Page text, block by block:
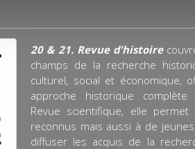
20 & 21. Revue d'histoire
champs de la recherche
culturel, social et économique,
approche historique complète
Revue scientifique, elle
reconnus mais aussi à de
diffuser les acquis de la